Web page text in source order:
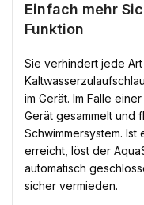
Einfach mehr
Funktion
Sie verhindert jede Art
im Gerät. Im Falle
Gerät gesammelt und
Schwimmersystem. Ist
erreicht, löst der
automatisch
sicher vermieden.